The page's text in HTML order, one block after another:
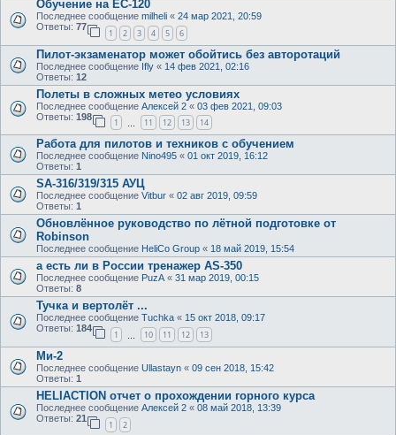
Обучение на ЕС-120
Последнее сообщение milheli « 24 мар 2021, 20:59
Ответы: 77
1 2 3 4 5 6
Пилот-экзаменатор может обойтись без авторотаций
Последнее сообщение Ifly « 14 фев 2021, 02:16
Ответы: 12
Полеты в сложных метео условиях
Последнее сообщение Алексей 2 « 03 фев 2021, 09:03
Ответы: 198
1 11 12 13 14
Работа для пилотов и техников с обучением
Последнее сообщение Nino495 « 01 окт 2019, 16:12
Ответы: 1
SA-316/319/315 АУЦ
Последнее сообщение Vitbur « 02 авг 2019, 09:59
Ответы: 1
Обновлённое руководство по лётной подготовке от
Robinson
Последнее сообщение HeliCo Group « 18 май 2019, 15:54
а есть ли в России тренажер AS-350
Последнее сообщение PuzA« 31 мар 2019, 00:15
Ответы: 8
Тучка и вертолёт ...
Последнее сообщение Tuchka « 15 окт 2018, 09:17
Ответы: 184
1 10 11 12 13
Ми-2
Последнее сообщение Ullastayn « 09 сен 2018, 15:42
Ответы: 1
HELIACTION отчет о прохождении горного курса
Последнее сообщение Алексей 2 « 08 май 2018, 13:39
Ответы: 21
1 2